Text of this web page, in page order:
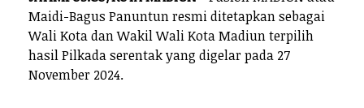
Maidi-Bagus Panuntun resmi ditetapkan sebagai
Wali Kota dan Wakil Wali Kota Madiun terpilih
hasil Pilkada serentak yang digelar pada 27
November 2024.